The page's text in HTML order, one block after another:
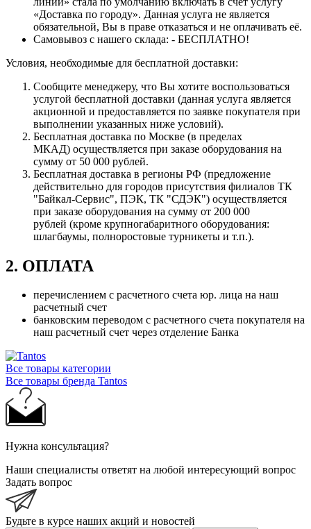
«Доставка по городу». Данная услуга не является
обязательной, Вы в праве отказаться и не оплачивать её.
Самовывоз с нашего склада: - БЕСПЛАТНО!
Условия, необходимые для бесплатной доставки:
Сообщите менеджеру, что Вы хотите воспользоваться
услугой бесплатной доставки (данная услуга является
акционной и предоставляется по заявке покупателя при
выполнении указанных ниже условий).
Бесплатная доставка по Москве (в пределах
МКАД) осуществляется при заказе оборудования на
сумму от 50 000 рублей.
Бесплатная доставка в регионы РФ (предложение
действительно для городов присутствия филиалов ТК
"Байкал-Сервис", ПЭК, ТК "СДЭК") осуществляется
при заказе оборудования на сумму от 200 000
рублей (кроме крупногабаритного оборудования:
шлагбаумы, полноростовые турникеты и т.п.).
2. ОПЛАТА
перечислением с расчетного счета юр. лица на наш
расчетный счет
банковским переводом с расчетного счета покупателя на
наш расчетный счет через отделение Банка
Все товары категории
Все товары бренда Tantos
Нужна консультация?
Наши специалисты ответят на любой интересующий вопрос
Задать вопрос
Будьте в курсе наших акций и новостей